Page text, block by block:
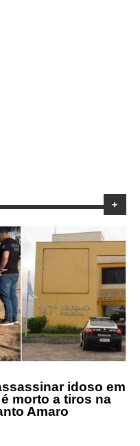
+
idoso em
morto a tiros na
Amaro